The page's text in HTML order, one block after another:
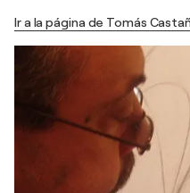
Ir a la página de Tomás